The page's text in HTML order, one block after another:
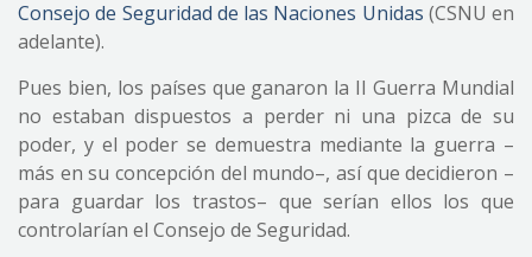
Consejo de Seguridad de las Naciones Unidas (CSNU en
adelante).
Pues bien, los países que ganaron la II Guerra Mundial
no estaban dispuestos a perder ni una pizca de su
poder, y el poder se demuestra mediante la guerra –
más en su concepción del mundo–, así que decidieron –
para guardar los trastos– que serían ellos los que
controlarían el Consejo de Seguridad.